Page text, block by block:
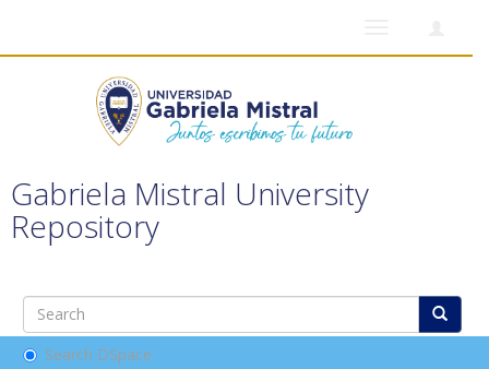
Gabriela Mistral University
Repository
Search DSpace